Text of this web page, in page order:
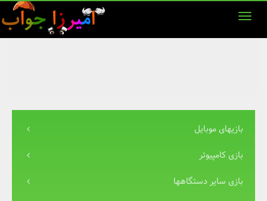
بازیهای موبایل
بازی کامپیوتر
بازی سایر دستگاهها